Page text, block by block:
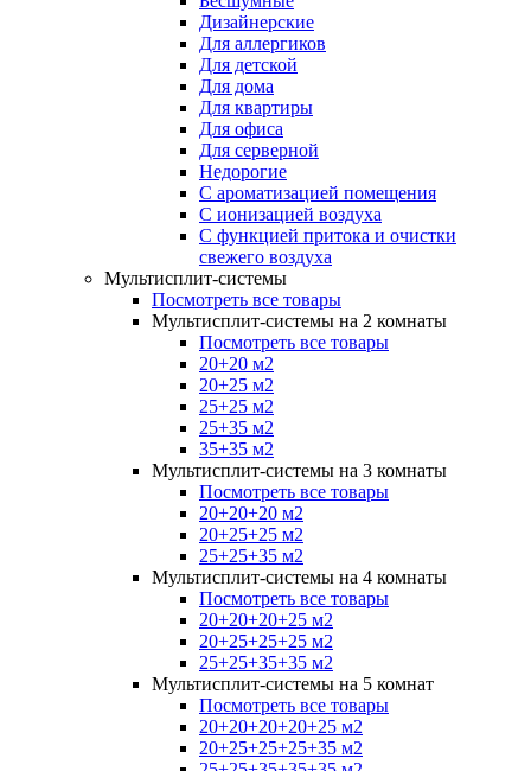
Дизайнерские
Для аллергиков
Для детской
Для дома
Для квартиры
Для офиса
Для серверной
Недорогие
С ароматизацией помещения
С ионизацией воздуха
С функцией притока и очистки
свежего воздуха
Мультисплит-системы
Посмотреть все товары
Мультисплит-системы на 2 комнаты
Посмотреть все товары
20+20 м2
20+25 м2
25+25 м2
25+35 м2
35+35 м2
Мультисплит-системы на 3 комнаты
Посмотреть все товары
20+20+20 м2
20+25+25 м2
25+25+35 м2
Мультисплит-системы на 4 комнаты
Посмотреть все товары
20+20+20+25 м2
20+25+25+25 м2
25+25+35+35 м2
Мультисплит-системы на 5 комнат
Посмотреть все товары
20+20+20+20+25 м2
20+25+25+25+35 м2